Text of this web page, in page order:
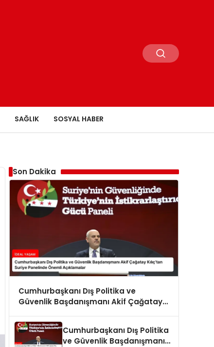
SAĞLIK SOSYAL HABER
Son Dakika
Cumhurbaşkanı Dış Politika ve
Güvenlik Başdanışmanı Akif Çağatay
Açıklamalar
Cumhurbaşkanı Dış Politika
ve Güvenlik Başdanışmanı